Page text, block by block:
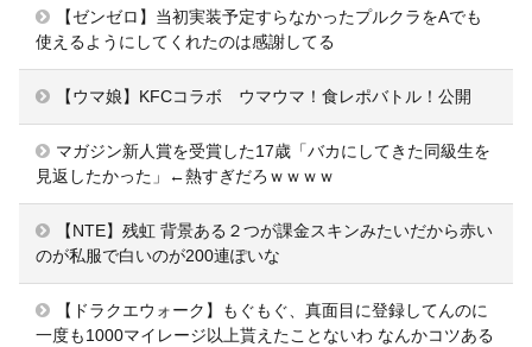
【ゼンゼロ】当初実装予定すらなかったプルクラをAでも
使えるようにしてくれたのは感謝してる
【ウマ娘】KFCコラボ ウマウマ！食レポバトル！公開
マガジン新人賞を受賞した17歳「バカにしてきた同級生を
見返したかった」←熱すぎだろｗｗｗｗ
【NTE】残虹 背景ある２つが課金スキンみたいだから赤い
のが私服で白いのが200連ぽいな
【ドラクエウォーク】もぐもぐ、真面目に登録してんのに
一度も1000マイレージ以上貰えたことないわ なんかコツある